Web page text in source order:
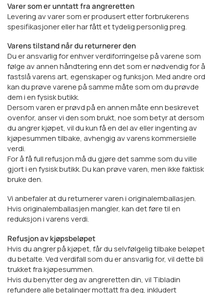
Varer som er unntatt fra angreretten
Levering av varer som er produsert etter forbrukerens
spesifikasjoner eller har fått et tydelig personlig preg.
Varens tilstand når du returnerer den
Du er ansvarlig for enhver verdiforringelse på varene som
følge av annen håndtering enn det som er nødvendig for å
fastslå varens art, egenskaper og funksjon. Med andre ord
kan du prøve varene på samme måte som om du prøvde
dem i en fysisk butikk.
Dersom varen er prøvd på en annen måte enn beskrevet
ovenfor, anser vi den som brukt, noe som betyr at dersom
du angrer kjøpet, vil du kun få en del av eller ingenting av
kjøpesummen tilbake, avhengig av varens kommersielle
verdi.
For å få full refusjon må du gjøre det samme som du ville
gjort i en fysisk butikk. Du kan prøve varen, men ikke faktisk
bruke den.
Vi anbefaler at du returnerer varen i originalemballasjen.
Hvis originalemballasjen mangler, kan det føre til en
reduksjon i varens verdi.
Refusjon av kjøpsbeløpet
Hvis du angrer på kjøpet, får du selvfølgelig tilbake beløpet
du betalte. Ved verdifall som du er ansvarlig for, vil dette bli
trukket fra kjøpesummen.
Hvis du benytter deg av angreretten din, vil Tibladin
refundere alle betalinger mottatt fra deg, inkludert